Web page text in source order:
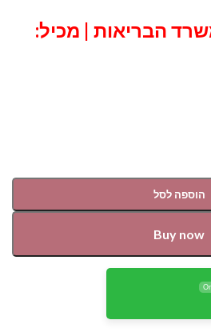
הבריאות | מכיל:
הוספה לסל
Buy now